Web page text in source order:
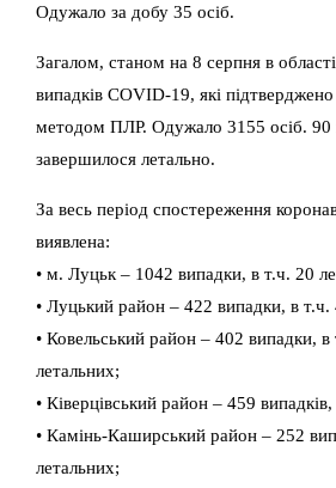
Одужало за добу 35 осіб.
Загалом, станом на 8 серпня в
випадків COVID-19, які
методом ПЛР. Одужало 3155 осіб. 90
завершилося летально.
За весь період спостереження
виявлена:
• м. Луцьк – 1042 випадки, в т.ч. 20
• Луцький район – 422 випадки, в т.ч.
• Ковельський район – 402 випадки, в
летальних;
• Ківерцівський район – 459
• Камінь-Каширський район – 252
летальних;